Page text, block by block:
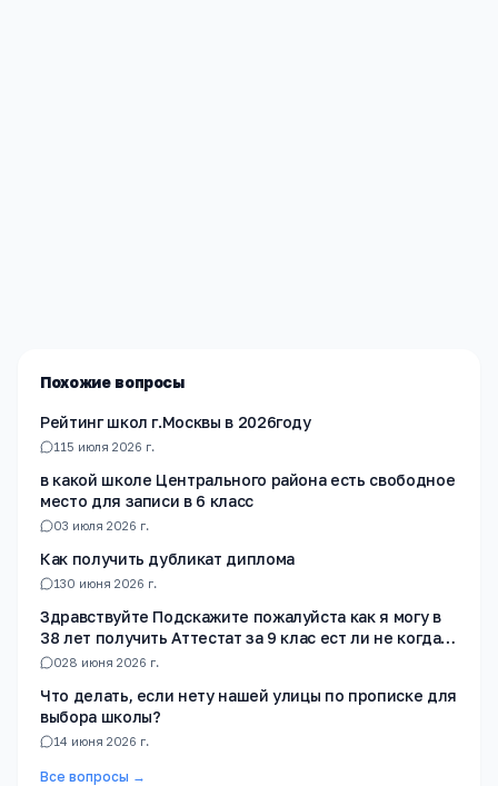
Похожие вопросы
Рейтинг школ г.Москвы в 2026году
1 15 июля 2026 г.
в какой школе Центрального района есть свободное
место для записи в 6 класс
03 июля 2026 г.
Как получить дубликат диплома
130 июня 2026 г.
Здравствуйте Подскажите пожалуйста как я могу в
38 лет получить Аттестат за 9 клас ест ли не когда
не училась в школе
028 июня 2026 г.
Что делать, если нету нашей улицы по прописке для
выбора школы?
14 июня 2026 г.
Все вопросы →